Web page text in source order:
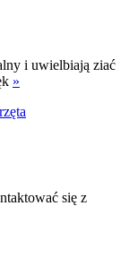
i uwielbiają ziać
»
się z